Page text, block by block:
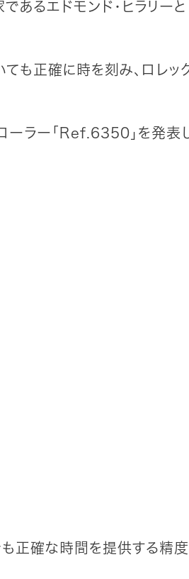
あるエドモンド・ヒラリーと
も正確に時を刻み、ロレッ
ーラー「Ref.6350」を発表
も正確な時間を提供する精度